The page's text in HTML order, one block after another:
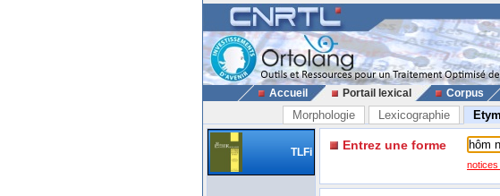
Accueil Portail lexical Corpus
Morphologie Lexicographie
TLFi Entrez une forme